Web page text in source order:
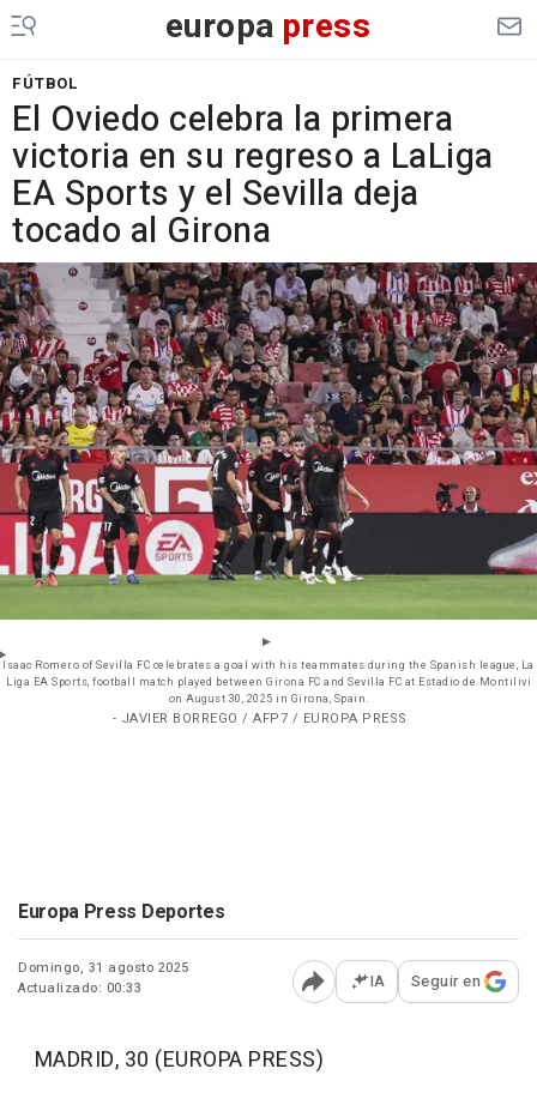
europa press
FÚTBOL
El Oviedo celebra la primera
victoria en su regreso a LaLiga
EA Sports y el Sevilla deja
tocado al Girona
Isaac Romero of Sevilla FC celebrates a goal with his teammates during the Spanish league, La
Liga EA Sports, football match played between Girona FC and Sevilla FC at Estadio de Montilivi
on August 30, 2025 in Girona, Spain.
- JAVIER BORREGO / AFP7 / EUROPA PRESS
Europa Press Deportes
Domingo, 31 agosto 2025
Actualizado: 00:33
Abrir opciones para
IA Seguir en
MADRID, 30 (EUROPA PRESS)